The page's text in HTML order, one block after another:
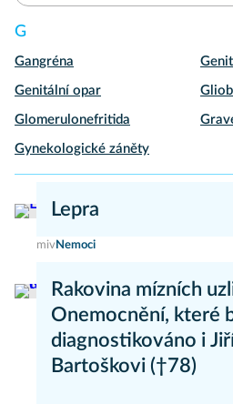
G
Gangréna
Genitální opar
Glomerulonefritida
Gynekologické záněty
Lepra
mivNemoci
Rakovina mízních
Onemocnění, které
diagnostikováno i
Bartoškovi (†78)